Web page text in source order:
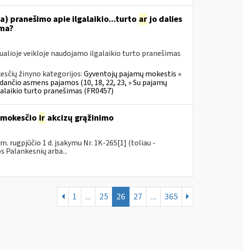
pranešimo apie ilgalaikio...turto arjo dalies
veikloje naudojamo ilgalaikio turto pranešimas
žinyno kategorijos:Gyventojų pajamų mokestis »
asmens pajamos (10, 18, 22, 23, » Su pajamų
turto pranešimas (FR0457)
irakcizų grąžinimo
rugpjūčio 1 d. įsakymu Nr. 1K-265[1] (toliau -
Palankesnių arba...
1 ... 25 26 27 ... 365